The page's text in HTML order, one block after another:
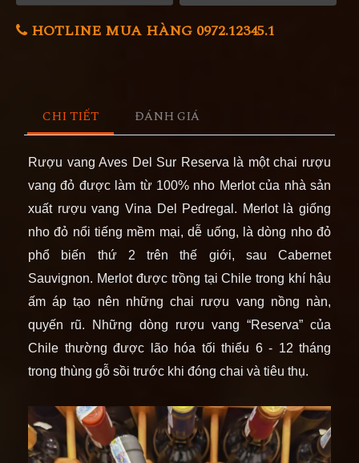
HOTLINE MUA HÀNG 0972.12345.1
CHI TIẾT ĐÁNH GIÁ
Rượu vangAves Del Sur Reserva là một chai rượu
vang đỏ được làm từ 100% nho Merlot của nhà sản
xuất rượu vang Vina Del Pedregal. Merlot là giống
nho đỏ nổi tiếng mềm mại, dễ uống, là dòng nho đỏ
phổ biến thứ 2 trên thế giới, sau Cabernet
Sauvignon. Merlot được trồng tại Chile trong khí hậu
ấm áp tạo nên những chai rượu vang nồng nàn,
quyến rũ. Những dòng rượu vang “Reserva” của
Chile thường được lão hóa tối thiểu 6 - 12 tháng
trong thùng gỗ sồi trước khi đóng chai và tiêu thụ.